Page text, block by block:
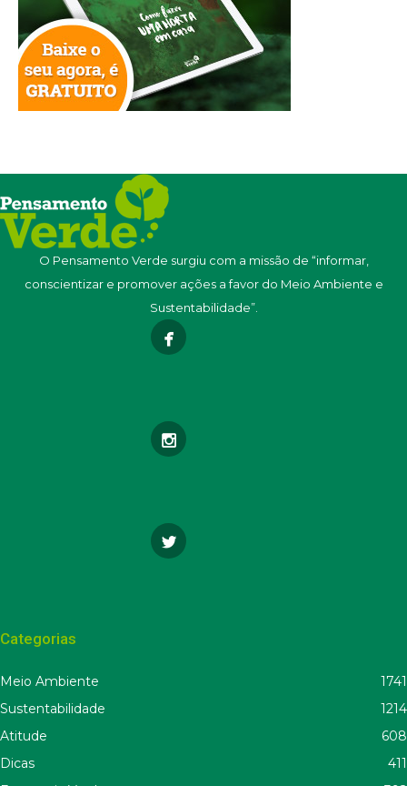
O Pensamento Verde surgiu com a missão de “informar,
conscientizar e promover ações a favor do Meio Ambiente e
Sustentabilidade”.
Categorias
Meio Ambiente
1741
Sustentabilidade
1214
Atitude
608
Dicas
411